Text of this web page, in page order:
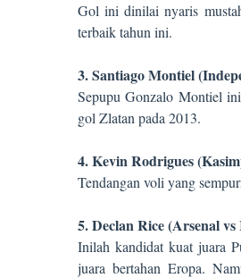
Gol ini dinilai nyaris
terbaik tahun ini.
3. Santiago Montiel
Sepupu Gonzalo Montiel
gol Zlatan pada 2013.
4. Kevin Rodrigues
Tendangan voli yang
5. Declan Rice (Arsenal
Inilah kandidat kuat juara
juara bertahan Eropa.